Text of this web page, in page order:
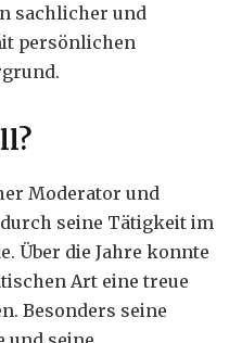
sachlicher und
persönlichen
Moderator und
seine Tätigkeit im
Über die Jahre konnte
Art eine treue
Besonders seine